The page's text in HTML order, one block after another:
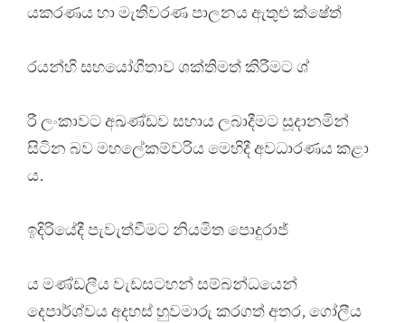
යකරණය හා මැතිවරණ පාලනය ඇතුළු ක්ෂේත්
රයන්හි සහයෝගීතාව ශක්තිමත් කිරීමට ශ්
රී ලංකාවට අඛණ්ඩව සහාය ලබාදීමට සූදානමින්
සිටින බව මහලේකම්වරිය මෙහිදී අවධාරණය කළා
ය.
ඉදිරියේදී පැවැත්වීමට නියමිත පොදුරාජ්
ය මණ්ඩලීය වැඩසටහන් සම්බන්ධයෙන්
දෙපාර්ශ්වය අදහස් හුවමාරු කරගත් අතර, ගෝලීය